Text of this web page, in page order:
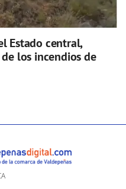
Estado central,
los incendios de